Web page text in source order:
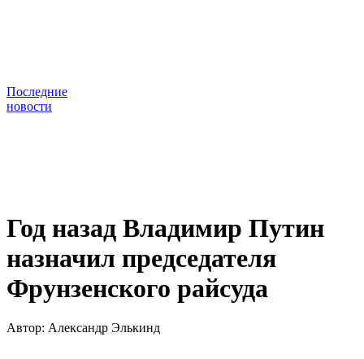
Последние
новости
Год назад Владимир Путин
назначил председателя
Фрунзенского райсуда
Автор: Александр Элькинд